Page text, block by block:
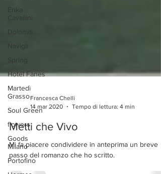
Erika
Cavallini
Dolomiti
Navigli
Spring
Hotel Fanes
Martedì
Grasso
Soul Green
flowers
Goods
Milano
Portofino
Francesca Chelli
Metti che Vivo
Mi fa piacere condividere in anteprima un breve